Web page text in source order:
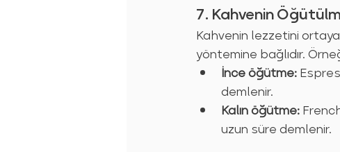
7. Kahvenin
Kahvenin lezzetini
yöntemine bağlıdır.
İnce öğütme:
demlenir.
Kalın öğütme:
uzun süre demlenir.